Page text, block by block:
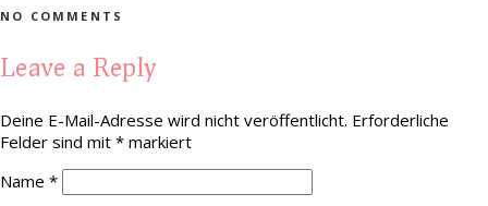
NO COMMENTS
Leave a Reply
Deine E-Mail-Adresse wird nicht veröffentlicht. Erforderliche
Felder sind mit * markiert
Name *